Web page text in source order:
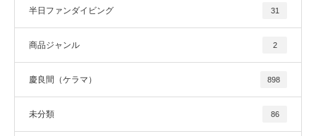
半日ファンダイビング 31
商品ジャンル 2
慶良間（ケラマ） 898
未分類 86